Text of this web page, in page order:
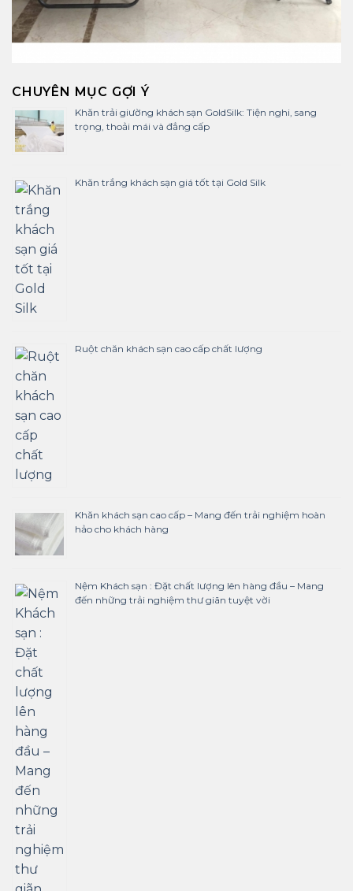
CHUYÊN MỤC GỢI Ý
Khăn trải giường khách sạn GoldSilk: Tiện nghi, sang
trọng, thoải mái và đẳng cấp
Khăn trắng khách sạn giá tốt tại Gold Silk
Ruột chăn khách sạn cao cấp chất lượng
Khăn khách sạn cao cấp – Mang đến trải nghiệm hoàn
hảo cho khách hàng
Nệm Khách sạn : Đặt chất lượng lên hàng đầu – Mang
đến những trải nghiệm thư giãn tuyệt vời